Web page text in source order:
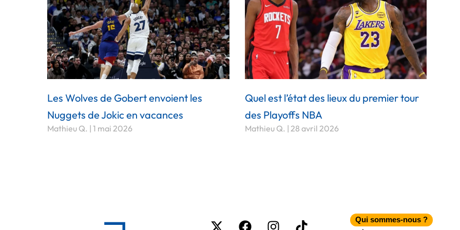
Les Wolves de Gobert envoient les
Nuggets de Jokic en vacances
Mathieu Q. 1 mai 2026
Quel est l’état des lieux du premier tour
des Playoffs NBA
Mathieu Q. 28 avril 2026
X- FacebookInstagram
Tiktok Qui sommes-nous ?